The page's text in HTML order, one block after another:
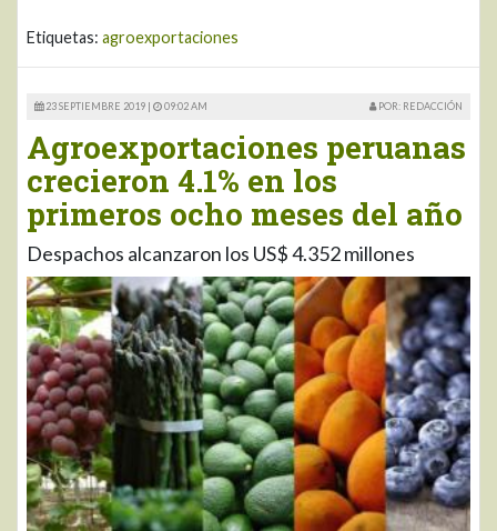
Etiquetas: agroexportaciones
23 SEPTIEMBRE 2019 | 09:02 AM POR: REDACCIÓN
Agroexportaciones peruanas
crecieron 4.1% en los
primeros ocho meses del año
Despachos alcanzaron los US$ 4.352 millones